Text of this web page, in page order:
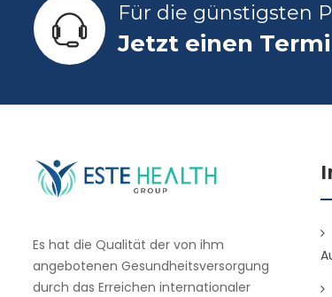
Für die günstigsten
Jetzt einen
Es hat die Qualität der von ihm
angebotenen Gesundheitsversorgung
durch das Erreichen internationaler